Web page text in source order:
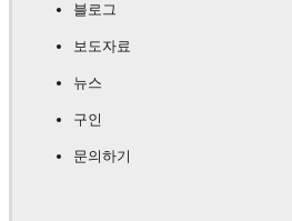
블로그
보도자료
뉴스
구인
문의하기